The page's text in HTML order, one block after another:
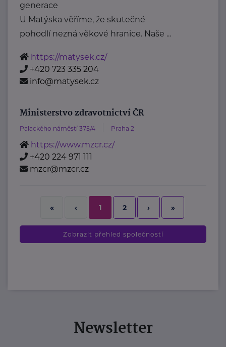
generace
U Matýska věříme, že skutečné
pohodlí nezná věkové hranice. Naše ...
https://matysek.cz/
+420 723 335 204
info@matysek.cz
Ministerstvo zdravotnictví ČR
Palackého náměstí 375/4 Praha 2
https://www.mzcr.cz/
+420 224 971 111
mzcr@mzcr.cz
« ‹ 1 2 › »
Zobrazit přehled společností
Newsletter